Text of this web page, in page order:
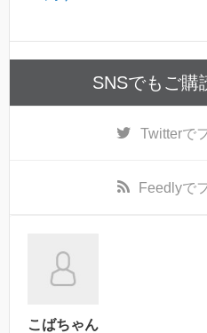
SNSでもご購
Twitterで
Feedlyで
こばちゃん